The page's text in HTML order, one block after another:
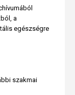
a
egészségre
szakmai